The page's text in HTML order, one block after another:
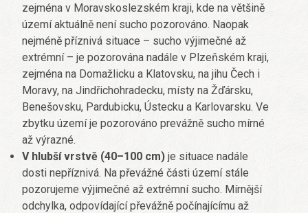
zejména v Moravskoslezském kraji, kde na většině
území aktuálně není sucho pozorováno. Naopak
nejméně příznivá situace – sucho výjimečné až
extrémní – je pozorována nadále v Plzeňském kraji,
zejména na Domažlicku a Klatovsku, na jihu Čech i
Moravy, na Jindřichohradecku, místy na Žďársku,
Benešovsku, Pardubicku, Ústecku a Karlovarsku. Ve
zbytku území je pozorováno prevážně sucho mírné
až výrazné.
V hlubší vrstvě (40–100 cm) je situace nadále
dosti nepříznivá. Na převážné části území stále
pozorujeme výjimečné až extrémní sucho. Mírnější
odchylka, odpovídající převážně počínajícímu až